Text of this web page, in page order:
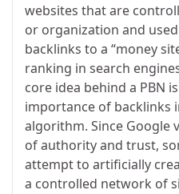
websites that are
or organization and
backlinks to a “money
ranking in search
core idea behind a PBN
importance of backlinks
algorithm. Since Google
of authority and trust,
attempt to artificially
a controlled network of